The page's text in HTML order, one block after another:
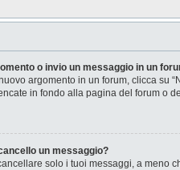
o invio un messaggio in un
argomento in un forum, clicca su
in fondo alla pagina del forum o
un messaggio?
solo i tuoi messaggi, a meno